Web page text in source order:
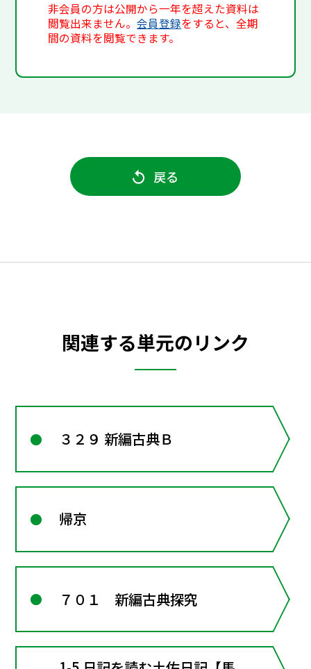
非会員の方は公開から一年を超えた資料は
閲覧出来ません。会員登録をすると、全期
間の資料を閲覧できます。
戻る
関連する単元のリンク
３２９ 新編古典Ｂ
帰京
７０１ 新編古典探究